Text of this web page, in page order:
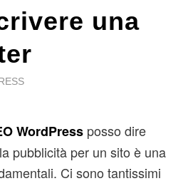
una
WordPressposso dire
pubblicità per un sito è una
Ci sono tantissimi